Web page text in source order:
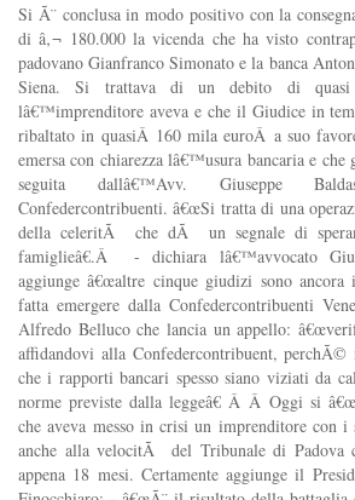
Si Ã¨ conclusa in modo positivo con la
di â‚¬ 180.000 la vicenda che ha visto
padovano Gianfranco Simonato e la banca
Siena. Si trattava di un debito di
lâ€™imprenditore aveva e che il Giudice in
ribaltato in quasiÂ 160 mila euroÂ a suo
emersa con chiarezza lâ€™usura bancaria e che
seguita dallâ€™Avv. Giuseppe
Confedercontribuenti. â€œSi tratta di una
della celeritÃ che dÃ un segnale di
famiglieâ€.Â - dichiara lâ€™avvocato
aggiunge â€œaltre cinque giudizi sono ancora
fatta emergere dalla Confedercontribuenti
Alfredo Belluco che lancia un appello:
affidandovi alla Confedercontribuent,
che i rapporti bancari spesso siano viziati da
norme previste dalla leggeâ€ Â Â Oggi si
che aveva messo in crisi un imprenditore con
anche alla velocitÃ del Tribunale di Padova
appena 18 mesi. Certamente aggiunge il